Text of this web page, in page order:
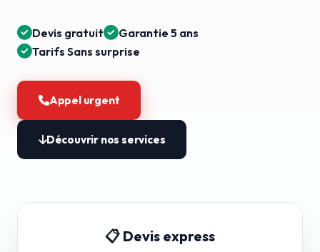
Devis gratuit
Garantie 5 ans
Tarifs Sans surprise
Appel urgent
Découvrir nos services
📋 Devis express